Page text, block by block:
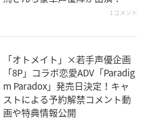
1コメント
「オトメイト」×若手声優企画
「8P」コラボ恋愛ADV「Paradig
m Paradox」発売日決定！キャ
ストによる予約解禁コメント動
画や特典情報公開